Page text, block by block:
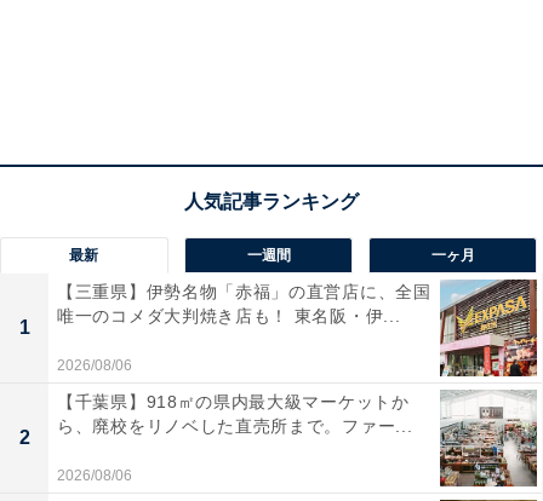
最新 一週間 一ヶ月
1
【三重県】伊勢名物「赤福」の直営店に、全国
唯一のコメダ大判焼き店も！ 東名阪・伊...
2026/08/06
2
【千葉県】918㎡の県内最大級マーケットか
ら、廃校をリノベした直売所まで。ファー...
2026/08/06